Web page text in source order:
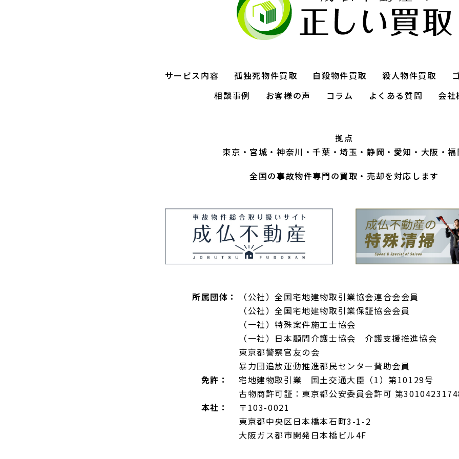
サービス内容 孤独死物件買取 自殺物件買取 殺人物件買取
相談事例
お客様の声 コラム よくある質問 会社
拠点
東京
宮城 神奈川 千葉 埼玉 静岡 愛知 大阪
全国の事故物件専門の買取・売却を対応します
所属団体：
（公社）全国宅地建物取引業協会連合会会員
（公社）全国宅地建物取引業保証協会会員
（一社）特殊案件施工士協会
（一社）日本顧問介護士協会 介護支援推進協会
東京都警察官友の会
暴力団追放運動推進都民センター賛助会員
免許：
宅地建物取引業 国土交通大臣（1）第10129号
古物商許可証：東京都公安委員会許可 第
本社：
〒103-0021
東京都中央区日本橋本石町3-1-2
大阪ガス都市開発日本橋ビル4F